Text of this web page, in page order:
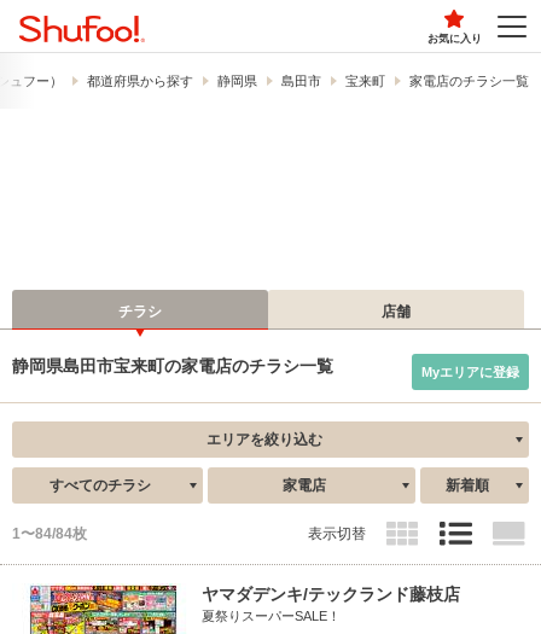
お気に入り
ュフー） 都道府県から探す 静岡県 島田市 宝来町 家電店のチラシ一覧
チラシ 店舗
静岡県島田市宝来町の家電店のチラシ一覧 Myエリアに登録
エリアを絞り込む
すべてのチラシ 家電店 新着順
1〜84/84枚 表示切替
ヤマダデンキ/テックランド藤枝店
夏祭りスーパーSALE！